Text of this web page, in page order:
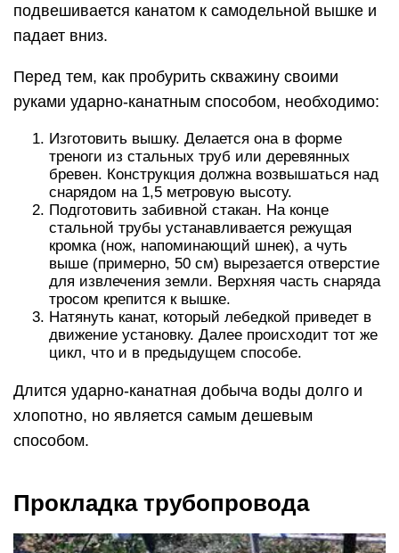
подвешивается канатом к самодельной вышке и
падает вниз.
Перед тем, как пробурить скважину своими
руками ударно-канатным способом, необходимо:
Изготовить вышку. Делается она в форме
треноги из стальных труб или деревянных
бревен. Конструкция должна возвышаться над
снарядом на 1,5 метровую высоту.
Подготовить забивной стакан. На конце
стальной трубы устанавливается режущая
кромка (нож, напоминающий шнек), а чуть
выше (примерно, 50 см) вырезается отверстие
для извлечения земли. Верхняя часть снаряда
тросом крепится к вышке.
Натянуть канат, который лебедкой приведет в
движение установку. Далее происходит тот же
цикл, что и в предыдущем способе.
Длится ударно-канатная добыча воды долго и
хлопотно, но является самым дешевым
способом.
Прокладка трубопровода